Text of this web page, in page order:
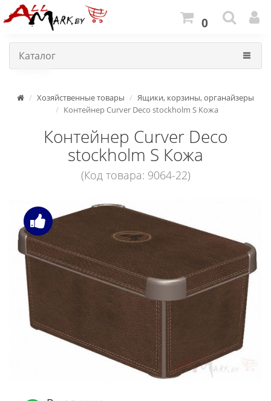
0
Каталог
Хозяйственные товары
Ящики, корзины, органайзеры
Контейнер Curver Deco stockholm S Кожа
Контейнер Curver Deco
stockholm S Кожа
(Код товара: 9064-22)